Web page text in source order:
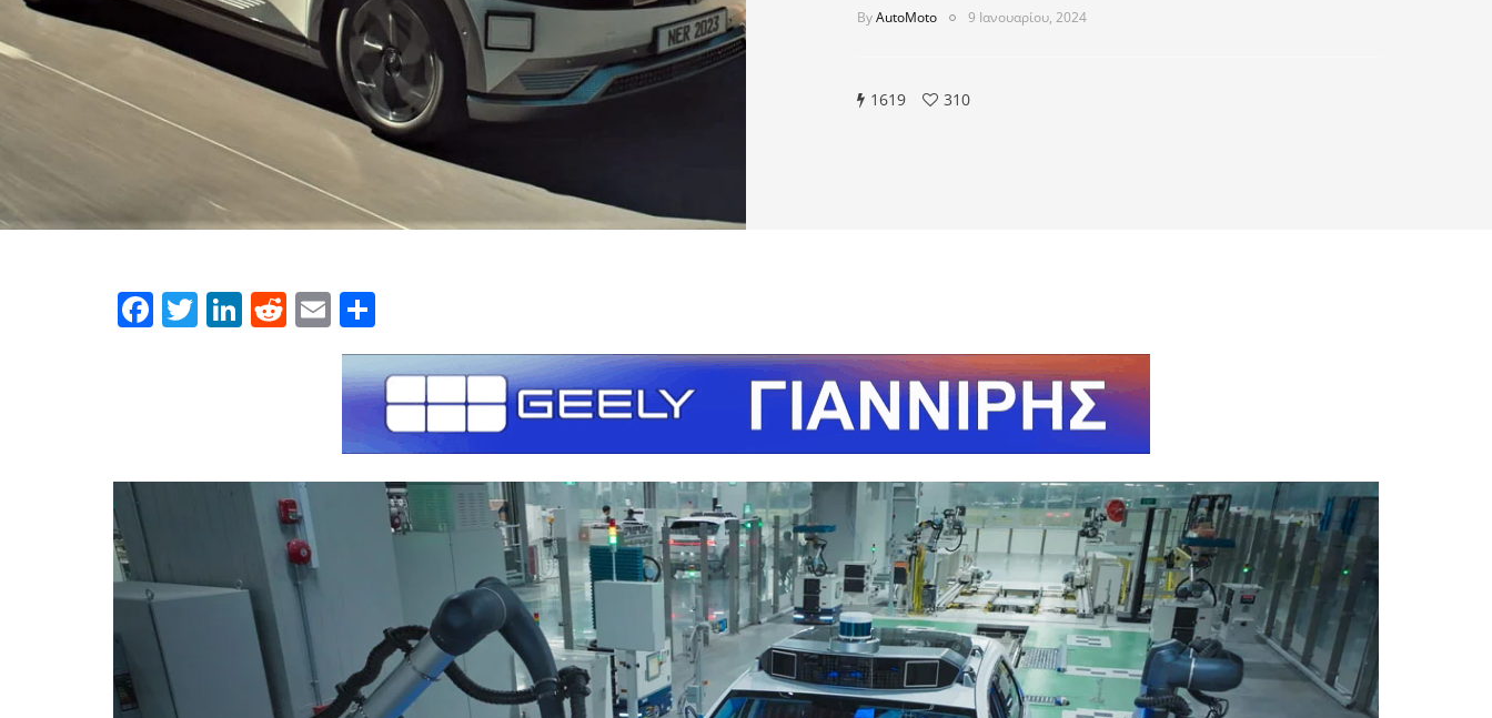
ByAutoMoto 9 Ιανουαρίου, 2024
1619 310
Facebook
Twitter
LinkedIn
Reddit
Email